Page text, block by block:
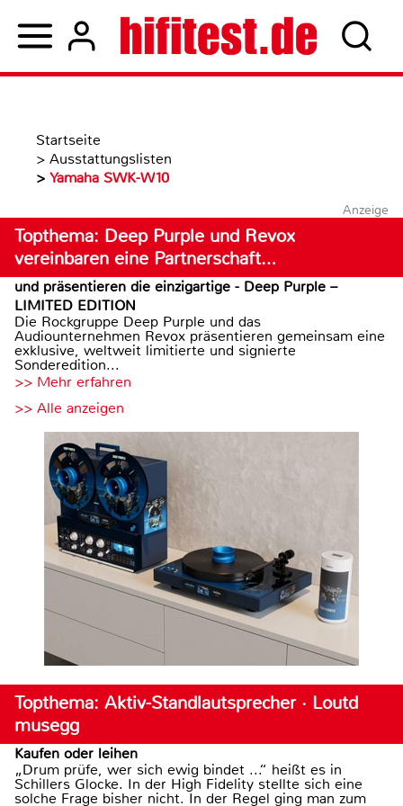
Startseite
> Ausstattungslisten
> Yamaha SWK-W10
Anzeige
Topthema: Deep Purple und Revox
vereinbaren eine Partnerschaft…
und präsentieren die einzigartige - Deep Purple –
LIMITED EDITION
Die Rockgruppe Deep Purple und das
Audiounternehmen Revox präsentieren gemeinsam eine
exklusive, weltweit limitierte und signierte
Sonderedition...
>> Mehr erfahren
>> Alle anzeigen
Topthema: Aktiv-Standlautsprecher · Loutd
musegg
Kaufen oder leihen
„Drum prüfe, wer sich ewig bindet ...“ heißt es in
Schillers Glocke. In der High Fidelity stellte sich eine
solche Frage bisher nicht. In der Regel ging man zum